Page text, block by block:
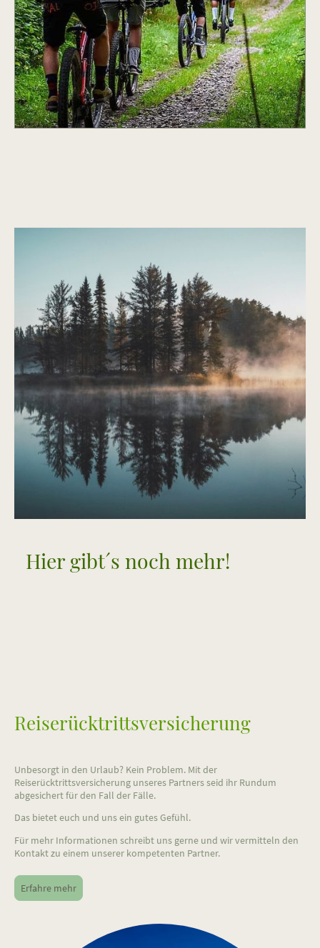
Hier gibt´s noch mehr!
Reiserücktrittsversicherung
Unbesorgt in den Urlaub? Kein Problem. Mit der
Reiserücktrittsversicherung unseres Partners seid ihr Rundum
abgesichert für den Fall der Fälle.
Das bietet euch und uns ein gutes Gefühl.
Für mehr Informationen schreibt uns gerne und wir vermitteln den
Kontakt zu einem unserer kompetenten Partner.
Erfahre mehr